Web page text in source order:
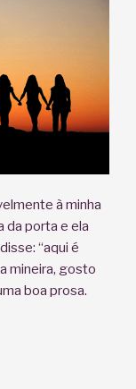
à minha
da porta e ela
“aqui é
mineira, gosto
boa prosa.